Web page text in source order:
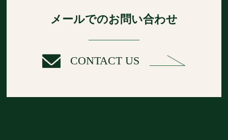
メールでのお問い合わせ
CONTACT US